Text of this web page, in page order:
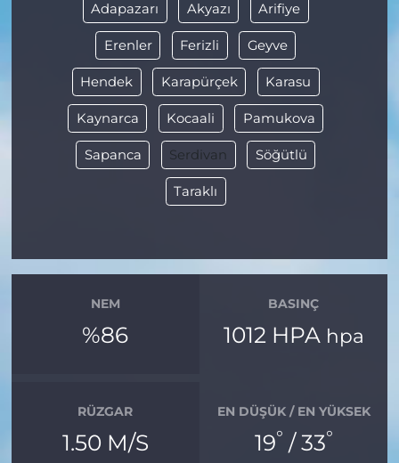
Adapazarı Akyazı Arifiye
Erenler Ferizli Geyve
Hendek Karapürçek Karasu
Kaynarca Kocaali Pamukova
Sapanca Serdivan Söğütlü
Taraklı
NEM
%86
BASINÇ
1012 HPA hpa
RÜZGAR
1.50 M/S
EN DÜŞÜK / EN YÜKSEK
19° / 33°